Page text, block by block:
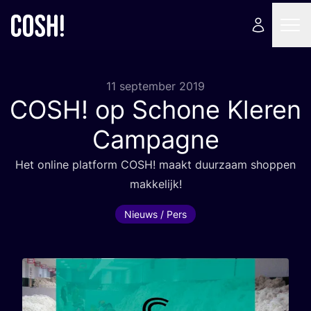
11 september 2019
COSH! op Schone Kleren
Campagne
Het onli­ne plat­form COSH! maakt duur­zaam shop­pen
makkelijk!
Nieuws / Pers